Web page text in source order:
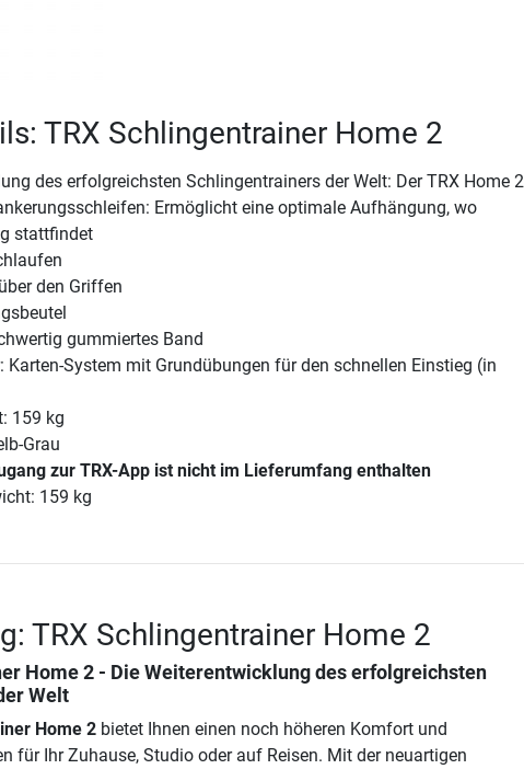
TRX Schlingentrainer Home 2
des erfolgreichsten Schlingentrainers der Welt: Der TRX Home 2
Ermöglicht eine optimale Aufhängung, wo
stattfindet
den Griffen
gummiertes Band
Karten-System mit Grundübungen für den schnellen Einstieg (in
159 kg
Grau
zur TRX-App ist nicht im Lieferumfang enthalten
159 kg
TRX Schlingentrainer Home 2
Home 2- Die Weiterentwicklung des erfolgreichsten
Welt
Home 2bietet Ihnen einen noch höheren Komfort und
für Ihr Zuhause, Studio oder auf Reisen. Mit der neuartigen